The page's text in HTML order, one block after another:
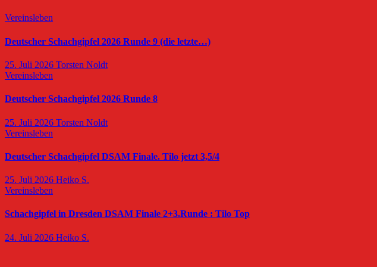
Vereinsleben
Deutscher Schachgipfel 2026 Runde 9 (die letzte…)
25. Juli 2026 Torsten Noldt
Vereinsleben
Deutscher Schachgipfel 2026 Runde 8
25. Juli 2026 Torsten Noldt
Vereinsleben
Deutscher Schachgipfel DSAM Finale. Tilo jetzt 3,5/4
25. Juli 2026 Heiko S.
Vereinsleben
Schachgipfel in Dresden DSAM Finale 2+3.Runde : Tilo Top
24. Juli 2026 Heiko S.